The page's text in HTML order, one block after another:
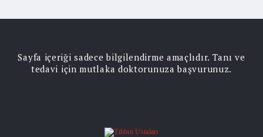
Sayfa içeriği sadece bilgilendirme amaçlıdır. Tanı ve
tedavi için mutlaka doktorunuza başvurunuz.